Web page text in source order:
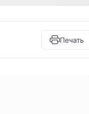
Печать